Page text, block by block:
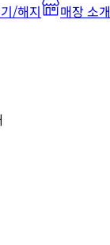
/해지
매장 소개